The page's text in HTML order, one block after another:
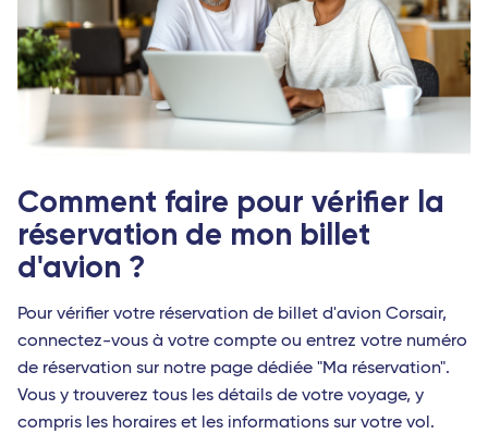
Comment faire pour vérifier la
réservation de mon billet
d'avion ?
Pour vérifier votre réservation de billet d'avion Corsair,
connectez-vous à votre compte ou entrez votre numéro
de réservation sur notre page dédiée "Ma réservation".
Vous y trouverez tous les détails de votre voyage, y
compris les horaires et les informations sur votre vol.